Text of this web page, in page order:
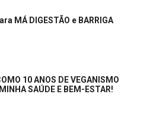
MÁ DIGESTÃO e BARRIGA
10 ANOS DE VEGANISMO
SAÚDE E BEM-ESTAR!